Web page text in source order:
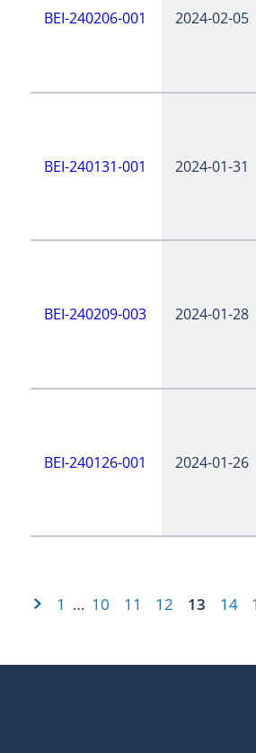
BEI-240206-001 2024-02-05
BEI-240131-001 2024-01-31
BEI-240209-003 2024-01-28
BEI-240126-001 2024-01-26
1 … 10 11 12 13 14